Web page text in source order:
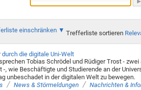
einschränken Trefferliste sortieren
die digitale Uni-Welt
Tobias Schrödel und Rüdiger Trost -
, wie Beschäftigte und Studierende an der
unbeschadet in der digitalen Welt zu bewegen.
/ News & Störmeldungen / Nachrichten &